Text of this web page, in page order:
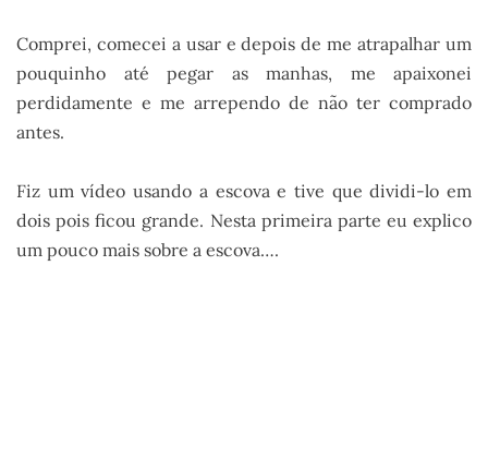
Comprei, comecei a usar e depois de me atrapalhar um
pouquinho até pegar as manhas, me apaixonei
perdidamente e me arrependo de não ter comprado
antes.
Fiz um vídeo usando a escova e tive que dividi-lo em
dois pois ficou grande. Nesta primeira parte eu explico
um pouco mais sobre a escova….